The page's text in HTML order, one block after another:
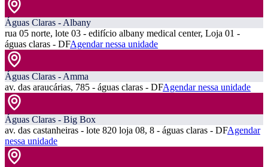
Águas Claras - Albany
rua 05 norte, lote 03 - edifício albany medical center, Loja 01 -
águas claras - DFAgendar nessa unidade
Águas Claras - Amma
av. das araucárias, 785 - águas claras - DFAgendar nessa unidade
Águas Claras - Big Box
av. das castanheiras - lote 820 loja 08, 8 - águas claras - DFAgendar
nessa unidade